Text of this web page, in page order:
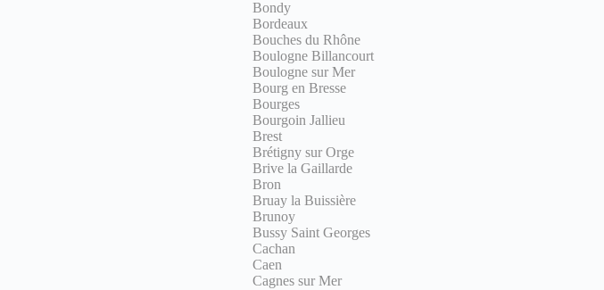
Bondy
Bordeaux
Bouches du Rhône
Boulogne Billancourt
Boulogne sur Mer
Bourg en Bresse
Bourges
Bourgoin Jallieu
Brest
Brétigny sur Orge
Brive la Gaillarde
Bron
Bruay la Buissière
Brunoy
Bussy Saint Georges
Cachan
Caen
Cagnes sur Mer